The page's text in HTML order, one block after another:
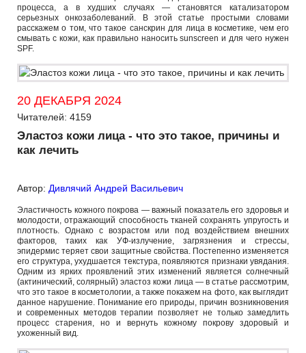
процесса, а в худших случаях — становятся катализатором
серьезных онкозаболеваний. В этой статье простыми словами
расскажем о том, что такое санскрин для лица в косметике, чем его
смывать с кожи, как правильно наносить sunscreen и для чего нужен
SPF.
20 ДЕКАБРЯ 2024
Читателей: 4159
Эластоз кожи лица - что это такое, причины и
как лечить
Автор: Дивлячий Андрей Васильевич
Эластичность кожного покрова — важный показатель его здоровья и
молодости, отражающий способность тканей сохранять упругость и
плотность. Однако с возрастом или под воздействием внешних
факторов, таких как УФ-излучение, загрязнения и стрессы,
эпидермис теряет свои защитные свойства. Постепенно изменяется
его структура, ухудшается текстура, появляются признаки увядания.
Одним из ярких проявлений этих изменений является солнечный
(актинический, солярный) эластоз кожи лица — в статье рассмотрим,
что это такое в косметологии, а также покажем на фото, как выглядит
данное нарушение. Понимание его природы, причин возникновения
и современных методов терапии позволяет не только замедлить
процесс старения, но и вернуть кожному покрову здоровый и
ухоженный вид.